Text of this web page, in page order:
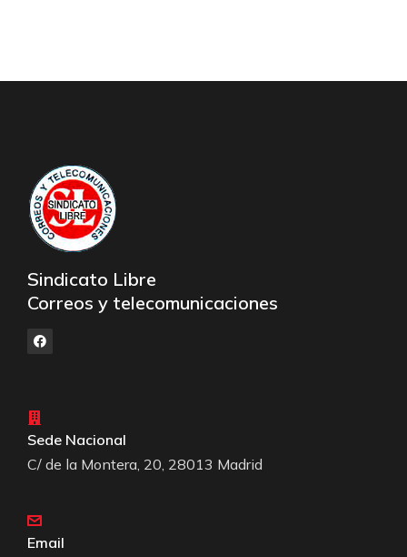
Sindicato Libre
Correos y telecomunicaciones
Sede Nacional
C/ de la Montera, 20, 28013 Madrid
Email